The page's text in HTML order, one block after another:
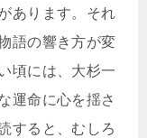
あります。それ
語の響き方が変
頃には、大杉一
運命に心を揺さ
すると、むしろ